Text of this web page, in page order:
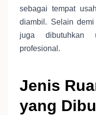
sebagai tempat
diambil. Selain
juga dibutuhkan
profesional.
Jenis
yang